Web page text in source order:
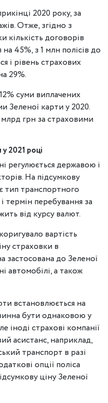
2020 року, за
Отже, згідно з
договорів
45%, з 1 млн полісів до
і рівень страхових
29%.
суми виплачених
Зеленої карти у 2020.
грн за страховими
2021 році
регулюється державою і
На підсумкову
тип транспортного
термін перебування за
від курсу валют.
вартість
страховки в
застосована до Зеленої
автомобілі, а також
встановлюється на
бути однаковою у
іноді страхові компанії
асистанс, наприклад,
транспорт в разі
опції поліса
ціну Зеленої